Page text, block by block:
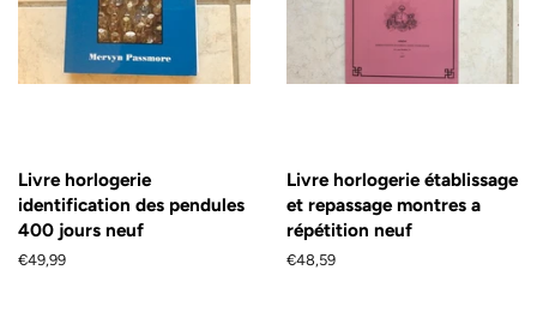
Livre horlogerie
identification des pendules
400 jours neuf
Prix
€49,99
Livre horlogerie établissage
et repassage montres a
répétition neuf
Prix
€48,59